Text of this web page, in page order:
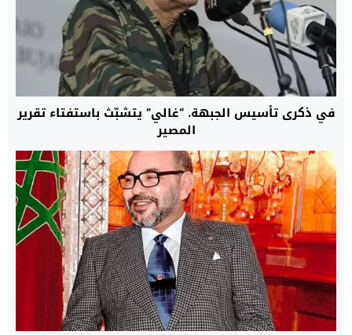
في ذكرى تأسيس الجبهة. “غالي” يتشبّث باستفتاء تقرير
المصير